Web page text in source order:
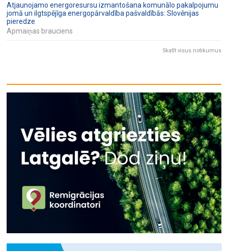
Atjaunojamo energoresursu izmantošana komunālo pakalpojumu
jomā un ilgtspējīga energopārvaldība pašvaldībās: Slovēnijas
pieredze
Apmaiņas brauciens
Skatīt visus notikumus